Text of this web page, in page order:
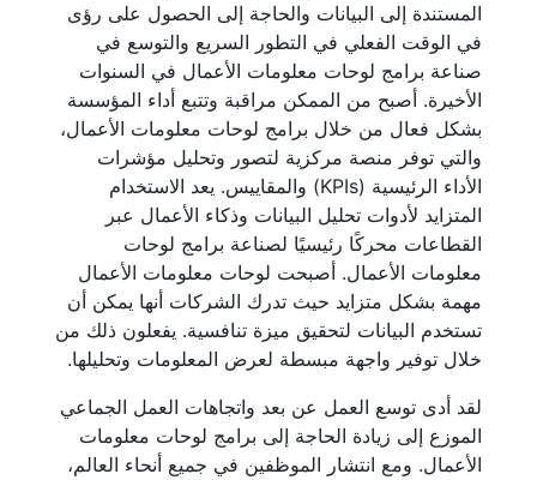
المستندة إلى البيانات والحاجة إلى الحصول على رؤى
في الوقت الفعلي في التطور السريع والتوسع في
صناعة برامج لوحات معلومات الأعمال في السنوات
الأخيرة. أصبح من الممكن مراقبة وتتبع أداء المؤسسة
بشكل فعال من خلال برامج لوحات معلومات الأعمال،
والتي توفر منصة مركزية لتصور وتحليل مؤشرات
الأداء الرئيسية (KPIs) والمقاييس. يعد الاستخدام
المتزايد لأدوات تحليل البيانات وذكاء الأعمال عبر
القطاعات محركًا رئيسيًا لصناعة برامج لوحات
معلومات الأعمال. أصبحت لوحات معلومات الأعمال
مهمة بشكل متزايد حيث تدرك الشركات أنها يمكن أن
تستخدم البيانات لتحقيق ميزة تنافسية. يفعلون ذلك من
خلال توفير واجهة مبسطة لعرض المعلومات وتحليلها.
لقد أدى توسع العمل عن بعد واتجاهات العمل الجماعي
الموزع إلى زيادة الحاجة إلى برامج لوحات معلومات
الأعمال. ومع انتشار الموظفين في جميع أنحاء العالم،